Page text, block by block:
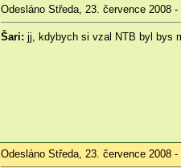
Odesláno Středa, 23. července 2008 -
Šari: jj, kdybych si vzal NTB byl bys
Odesláno Středa, 23. července 2008 -